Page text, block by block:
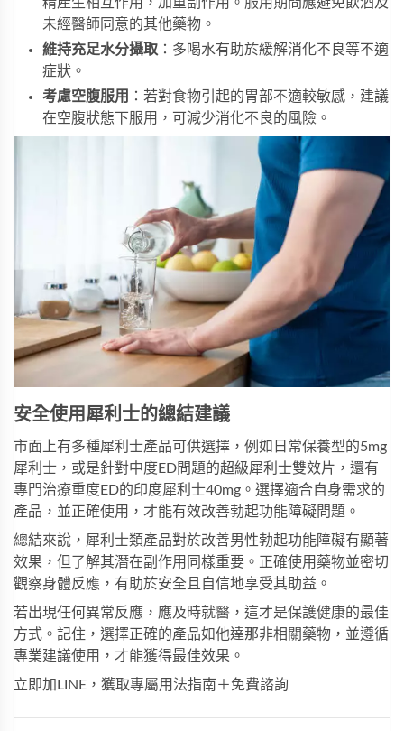
未經醫師同意的其他藥物。
維持充足水分攝取 ：多喝水有助於緩解消化不良等不適
症狀。
考慮空腹服用
：若對食物引起的胃部不適較敏感，建議
在空腹狀態下服用，可減少消化不良的風險。
安全使用犀利士的總結建議
市面上有多種犀利士產品可供選擇，例如日常保養型的5mg
犀利士 ，或是針對中度ED問題的超級犀利士雙效片 ，還有
專門治療重度ED的印度犀利士40mg 。選擇適合自身需求的
產品，並正確使用，才能有效改善勃起功能障礙問題。
總結來說，犀利士類產品對於改善男性勃起功能障礙有顯著
效果，但了解其潛在副作用同樣重要。正確使用藥物並密切
觀察身體反應，有助於安全且自信地享受其助益。
若出現任何異常反應，應及時就醫，這才是保護健康的最佳
方式。記住，選擇正確的產品如他達那非相關藥物，並遵循
專業建議使用，才能獲得最佳效果。
立即加LINE，獲取專屬用法指南＋免費諮詢